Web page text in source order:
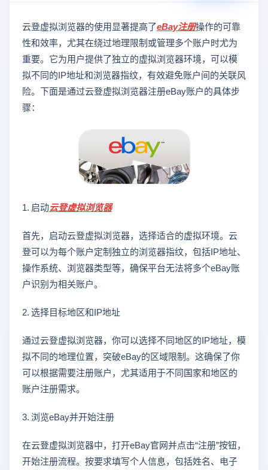
云登虚拟浏览器的使用显著提高了eBay注册操作的可靠
性和效率，尤其在绕过地理限制或管理多个账户时尤为
重要。它为用户提供了独立的虚拟浏览器环境，可以模
拟不同的IP地址和浏览器指纹，有效避免账户间的关联风
险。下面是通过云登虚拟浏览器注册eBay账户的具体步
骤：
1. 启动云登虚拟浏览器
首先，启动云登虚拟浏览器，选择适合的虚拟环境。云
登可以为每个账户定制独立的浏览器指纹，包括IP地址、
操作系统、浏览器类型等，确保平台无法将多个eBay账
户识别为相关账户。
2. 选择目标地区和IP地址
通过云登虚拟浏览器，你可以选择不同地区的IP地址，模
拟不同的地理位置，突破eBay的区域限制。这确保了你
可以根据需要注册账户，尤其适用于不同国家和地区的
账户注册需求。
3. 浏览eBay并开始注册
在云登虚拟浏览器中，打开eBay官网并点击“注册”按钮，
开始注册流程。按要求填写个人信息，包括姓名、电子